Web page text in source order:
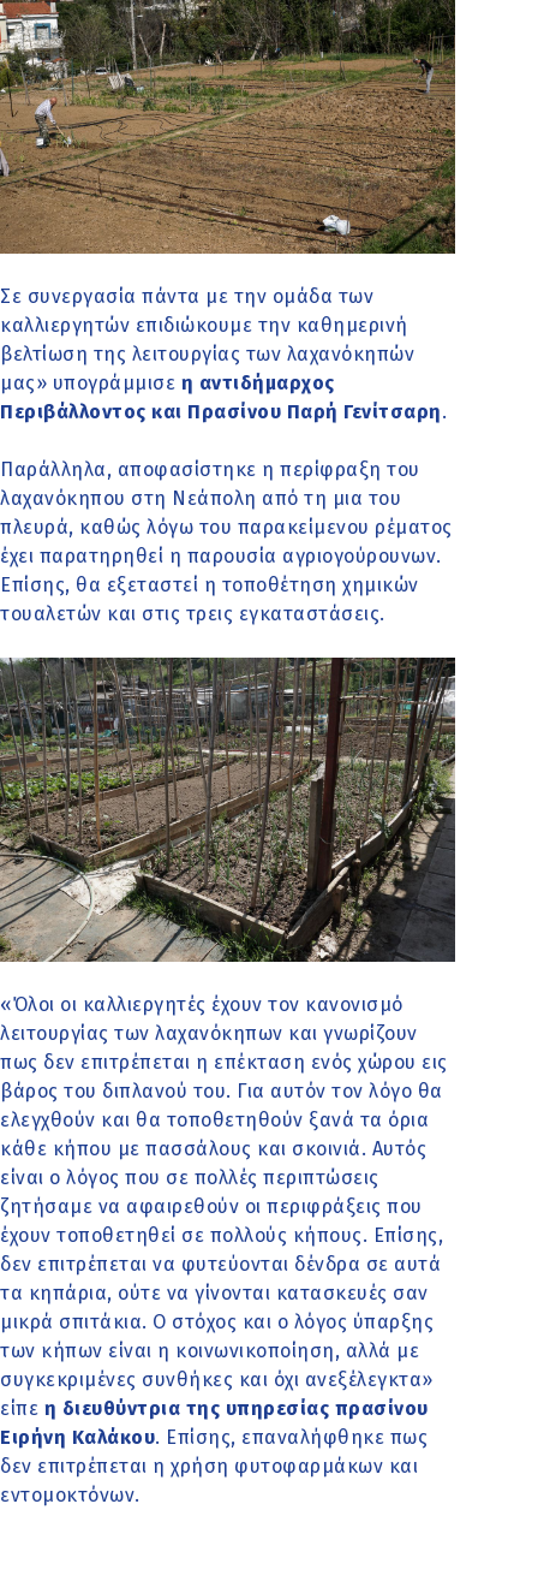
Σε συνεργασία πάντα με την ομάδα των
καλλιεργητών επιδιώκουμε την καθημερινή
βελτίωση της λειτουργίας των λαχανόκηπών
μας» υπογράμμισε η αντιδήμαρχος
Περιβάλλοντος και Πρασίνου Παρή Γενίτσαρη.
Παράλληλα, αποφασίστηκε η περίφραξη του
λαχανόκηπου στη Νεάπολη από τη μια του
πλευρά, καθώς λόγω του παρακείμενου ρέματος
έχει παρατηρηθεί η παρουσία αγριογούρουνων.
Επίσης, θα εξεταστεί η τοποθέτηση χημικών
τουαλετών και στις τρεις εγκαταστάσεις.
«Όλοι οι καλλιεργητές έχουν τον κανονισμό
λειτουργίας των λαχανόκηπων και γνωρίζουν
πως δεν επιτρέπεται η επέκταση ενός χώρου εις
βάρος του διπλανού του. Για αυτόν τον λόγο θα
ελεγχθούν και θα τοποθετηθούν ξανά τα όρια
κάθε κήπου με πασσάλους και σκοινιά. Αυτός
είναι ο λόγος που σε πολλές περιπτώσεις
ζητήσαμε να αφαιρεθούν οι περιφράξεις που
έχουν τοποθετηθεί σε πολλούς κήπους. Επίσης,
δεν επιτρέπεται να φυτεύονται δένδρα σε αυτά
τα κηπάρια, ούτε να γίνονται κατασκευές σαν
μικρά σπιτάκια. Ο στόχος και ο λόγος ύπαρξης
των κήπων είναι η κοινωνικοποίηση, αλλά με
συγκεκριμένες συνθήκες και όχι ανεξέλεγκτα»
είπε η διευθύντρια της υπηρεσίας πρασίνου
Ειρήνη Καλάκου. Επίσης, επαναλήφθηκε πως
δεν επιτρέπεται η χρήση φυτοφαρμάκων και
εντομοκτόνων.